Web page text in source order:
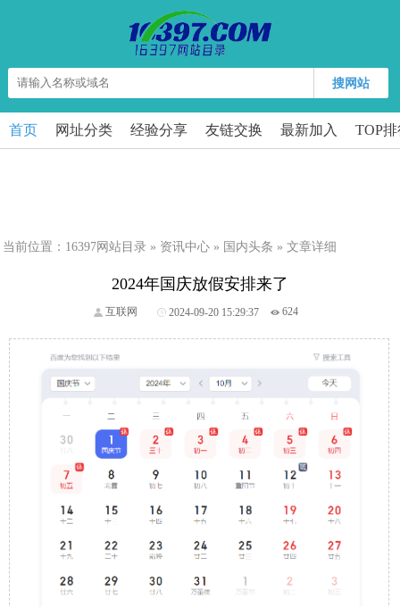
搜网站
首页 网址分类 经验分享 友链交换 最新加入 TOP
当前位置： 16397网站目录 » 资讯中心 » 国内头条 » 文章详细
2024年国庆放假安排来了
互联网 2024-09-20 15:29:37 624